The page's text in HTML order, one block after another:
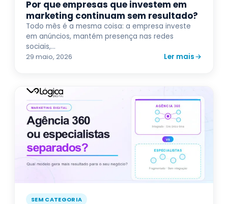
Por que empresas que investem em
marketing continuam sem resultado?
Todo mês é a mesma coisa: a empresa investe
em anúncios, mantém presença nas redes
sociais,...
29 maio, 2026
Ler mais
SEM CATEGORIA